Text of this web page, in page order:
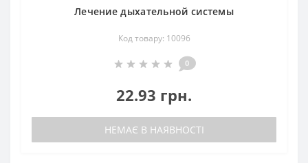
Лечение дыхательной системы
Код товару: 10096
0
22.93 грн.
НЕМАЄ В НАЯВНОСТІ